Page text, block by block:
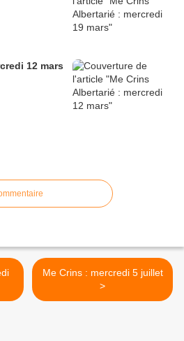
12 mars
Me Crins : mercredi 5 juillet
>